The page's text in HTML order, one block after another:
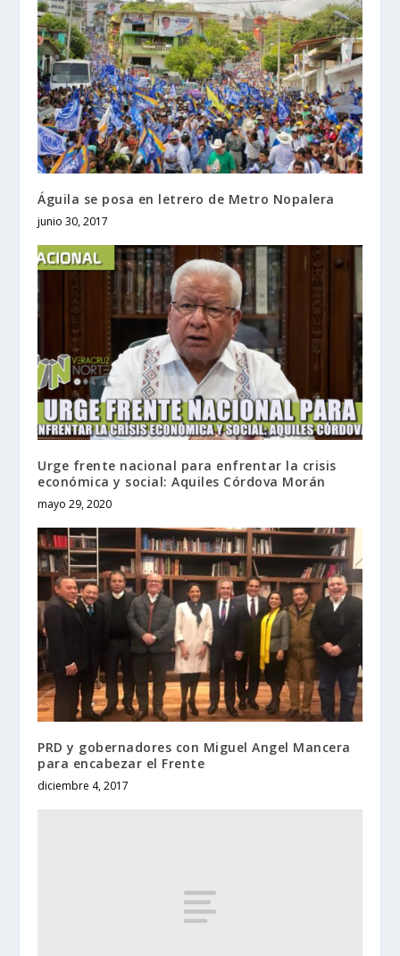
Águila se posa en letrero de Metro Nopalera
junio 30, 2017
Urge frente nacional para enfrentar la crisis
económica y social: Aquiles Córdova Morán
mayo 29, 2020
PRD y gobernadores con Miguel Angel Mancera
para encabezar el Frente
diciembre 4, 2017